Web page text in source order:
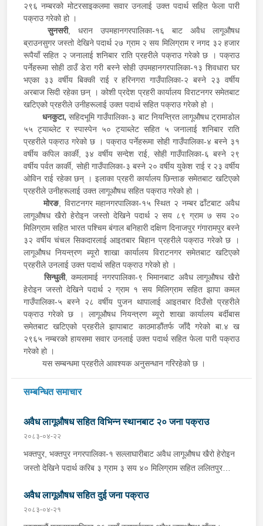
२९६ नम्बरको मोटरसाइकलमा सवार उनलाई उक्त पदार्थ सहित फेला पारी
पक्राउ गरेको हो ।
सुनसरी, धरान उपमहानगरपालिका-१६ बाट अवैध लागूऔषध
ब्राउनसुगर जस्तो देखिने पदार्थ २७ ग्राम २ सय मिलिग्राम र नगद ३२ हजार
रूपैयाँ सहित २ जनालाई शनिबार राति प्रहरीले पक्राउ गरेको छ । पक्राउ
पर्नेहरूमा सोही ठाउँ डेरा गरी बस्ने सोही उपमहानगरपालिका-१३ शिवधारा घर
भएका ३३ वर्षीय बिक्की राई र हरिनगरा गाउँपालिका-२ बस्ने २३ वर्षीय
अरबाज सिदी रहेका छन् । कोशी प्रदेश प्रहरी कार्यालय विराटनगर समेतबाट
खटिएको प्रहरीले उनीहरूलाई उक्त पदार्थ सहित पक्राउ गरेको हो ।
धनकुटा, सहिदभूमि गाउँपालिका-३ बाट नियन्त्रित लागूऔषध ट्रामाडोल
५५ ट्याब्लेट र स्पास्पेन ५० ट्याब्लेट सहित ५ जनालाई शनिबार राति
प्रहरीले पक्राउ गरेको छ । पक्राउ पर्नेहरूमा सोही गाउँपालिका-४ बस्ने ३१
वर्षीय कपिल कार्की, ३४ वर्षीय सन्देश राई, सोही गाउँपालिका-६ बस्ने २९
वर्षीय पर्वत कार्की, सोही गाउँपालिका-३ बस्ने २० वर्षीय युकेश राई र २३ वर्षीय
ओविन राई रहेका छन् । इलाका प्रहरी कार्यालय छिन्ताङ समेतबाट खटिएको
प्रहरीले उनीहरूलाई उक्त लागूऔषध सहित पक्राउ गरेको हो ।
मोरङ, विराटनगर महानगरपालिका-१५ स्थित २ नम्बर ढाँटबाट अवैध
लागूऔषध खैरो हेरोइन जस्तो देखिने पदार्थ २ सय ८९ ग्राम ७ सय २०
मिलिग्राम सहित भारत पश्‍चिम बंगाल बनिहारी दक्षिण दिनाजपुर गंगारामपुर बस्ने
३२ वर्षीय चंचल सिकदारलाई आइतबार बिहान प्रहरीले पक्राउ गरेको छ ।
लागूऔषध नियन्त्रण ब्यूरो शाखा कार्यालय विराटनगर समेतबाट खटिएको
प्रहरीले उनलाई उक्त पदार्थ सहित पक्राउ गरेको हो ।
सिन्धुली, कमलामाई नगरपालिका-९ भिमानबाट अवैध लागूऔषध खैरो
हेरोइन जस्तो देखिने पदार्थ २ ग्राम १ सय मिलिग्राम सहित झापा कमल
गाउँपालिका-५ बस्ने २८ वर्षीय पुजन थापालाई आइतबार दिउँसो प्रहरीले
पक्राउ गरेको छ । लागूऔषध नियन्त्रण ब्यूरो शाखा कार्यालय बर्दीबास
समेतबाट खटिएको प्रहरीले झापाबाट काठमाडौंतर्फ जाँदै गरेको बा.४ ख
२९६५ नम्बरको हायसमा सवार उनलाई उक्त पदार्थ सहित फेला पारी पक्राउ
गरेको हो ।
यस सम्बन्धमा प्रहरीले आवश्यक अनुसन्धान गरिरहेको छ ।
सम्बन्धित समाचार
अवैध लागूऔषध सहित विभिन्न स्थानबाट २० जना पक्राउ
२०८३-०४-२२
भक्तपुर, भक्तपुर नगरपालिका-१ सल्लाघारीबाट अवैध लागूऔषध खैरो हेरोइन
जस्तो देखिने पदार्थ करिब ३ ग्राम ३ सय ४० मिलिग्राम सहित ललितपुर
प्रहरीले पक्राउ गरेको छ । प्रहरी वृत्त जगातीबाट खटिएको प्रहरीले
बा.प्र.०२-०४५ प ३७८८ नम्बरको मोटरसाइकलमा सवार उनलाई उक्त पदार्थ
सहित पक्राउ गरेको हो । यसैगरी भक्तपुर, मध्यपुर थिमी नगरपालिका-१
अवैध लागूऔषध सहित दुई जना पक्राउ
२०८३-०४-२१